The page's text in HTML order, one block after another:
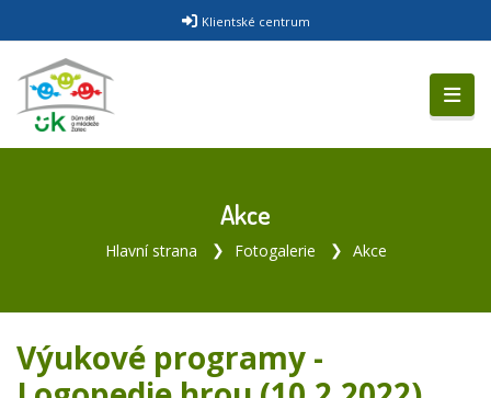
Klientské centrum
Akce
Hlavní strana Fotogalerie Akce
Výukové programy -